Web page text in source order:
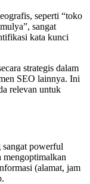
seperti “toko
sangat
kata kunci
strategis dalam
SEO lainnya. Ini
relevan untuk
powerful
(alamat, jam